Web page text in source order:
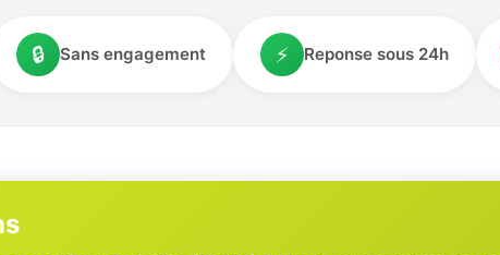
🔒 Sans engagement ⚡ Reponse sous 24h